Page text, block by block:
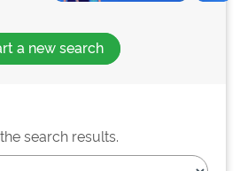
a new search
search results.